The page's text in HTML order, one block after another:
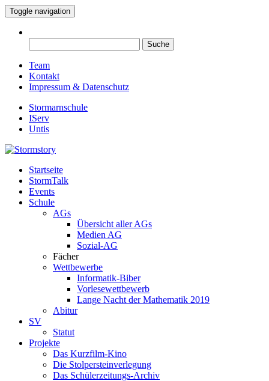
Toggle navigation
nach:
Team
Kontakt
Impressum & Datenschutz
Stormarnschule
IServ
Untis
Stormstory
Eure digitale Schülerzeitung
Startseite
StormTalk
Events
Schule
AGs
Übersicht aller AGs
Medien AG
Sozial-AG
Fächer
Wettbewerbe
Informatik-Biber
Vorlesewettbewerb
Lange Nacht der Mathematik 2019
Abitur
SV
Statut
Projekte
Das Kurzfilm-Kino
Die Stolpersteinverlegung
Das Schülerzeitungs-Archiv